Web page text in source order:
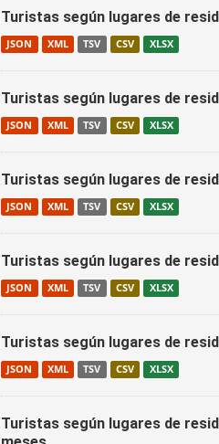
Turistas según lugares de
JSON XML TSV CSV XLSX
Turistas según lugares de
JSON XML TSV CSV XLSX
Turistas según lugares de
JSON XML TSV CSV XLSX
Turistas según lugares de
JSON XML TSV CSV XLSX
Turistas según lugares de
JSON XML TSV CSV XLSX
Turistas según lugares de